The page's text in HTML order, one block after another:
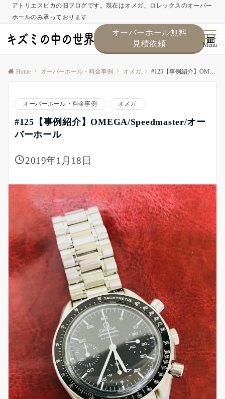
アトリエスピカの旧ブログです。現在はオメガ、ロレックスのオーバー
ホールのみ承っております
オーバーホール無料
見積依頼
Menu
Home オーバーホール・料金事例 オメガ #125【事例紹介】OMEGA/Speedmaster/オーバーホール
オーバーホール・料金事例 オメガ
#125【事例紹介】OMEGA/Speedmaster/オー
バーホール
2019年1月18日